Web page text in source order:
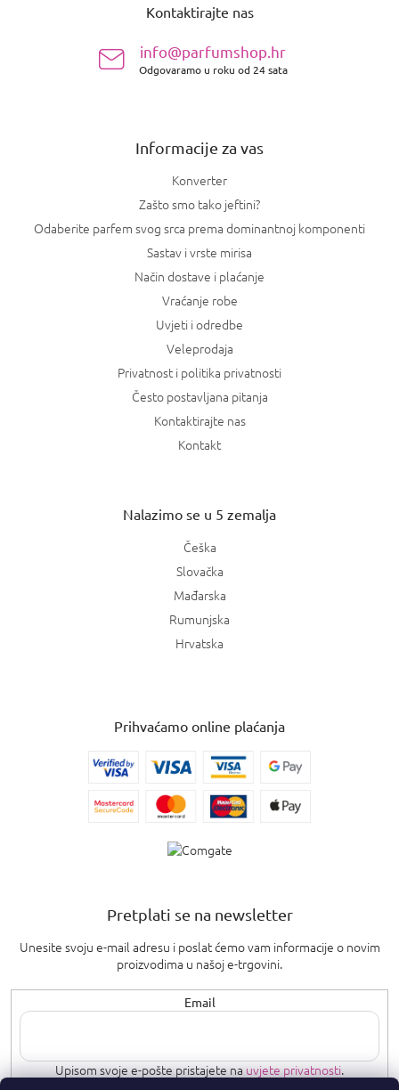
Kontaktirajte nas
info@parfumshop.hr
Odgovaramo u roku od 24 sata
Informacije za vas
Konverter
Zašto smo tako jeftini?
Odaberite parfem svog srca prema dominantnoj komponenti
Sastav i vrste mirisa
Način dostave i plaćanje
Vraćanje robe
Uvjeti i odredbe
Veleprodaja
Privatnost i politika privatnosti
Često postavljana pitanja
Kontaktirajte nas
Kontakt
Nalazimo se u 5 zemalja
Češka
Slovačka
Mađarska
Rumunjska
Hrvatska
Prihvaćamo online plaćanja
Pretplati se na newsletter
Unesite svoju e-mail adresu i poslat ćemo vam informacije o novim
proizvodima u našoj e-trgovini.
Email
Upisom svoje e-pošte pristajete nauvjete privatnosti.